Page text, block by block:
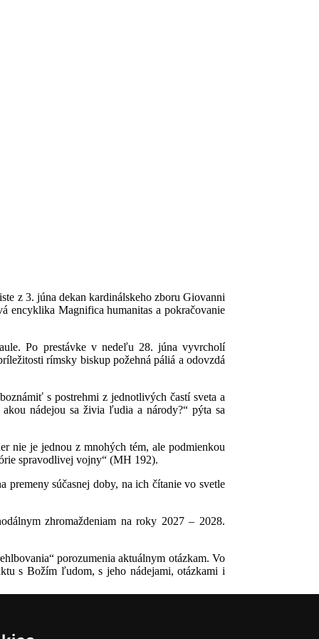
z 3. júna dekan kardinálskeho zboru Giovanni
encyklika Magnifica humanitas a pokračovanie
Po prestávke v nedeľu 28. júna vyvrcholí
rímsky biskup požehná páliá a odovzdá
s postrehmi z jednotlivých častí sveta a
nádejou sa živia ľudia a národy?“ pýta sa
nie je jednou z mnohých tém, ale podmienkou
spravodlivej vojny“ (MH 192).
premeny súčasnej doby, na ich čítanie vo svetle
zhromaždeniam na roky 2027 – 2028.
porozumenia aktuálnym otázkam. Vo
s Božím ľudom, s jeho nádejami, otázkami i